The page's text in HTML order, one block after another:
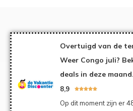
Overtuigd van de
Weer Congo juli?
deals in deze maand.
8,9 
Op dit moment zijn er